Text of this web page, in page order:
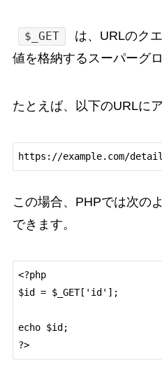
$_GET
は、URLのク
値を格納するスーパーグ
たとえば、以下のURLに
この場合、PHPでは次の
できます。
<?php
$id = $_GET['id'];
echo $id;
?>